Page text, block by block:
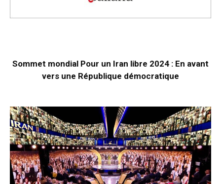
Sommet mondial Pour un Iran libre 2024 : En avant
vers une République démocratique